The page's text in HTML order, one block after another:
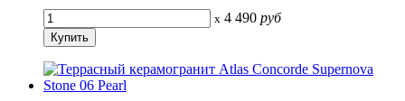
x 4 490 руб